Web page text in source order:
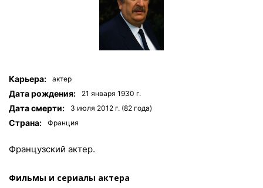
Карьера: актер
Дата рождения: 21 января 1930 г.
Дата смерти: 3 июля 2012 г. (82 года)
Страна: Франция
Французский актер.
Фильмы и сериалы актера